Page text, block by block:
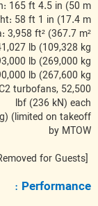
165 ft 4.5 in (50 m
58 ft 1 in (17.4 m
3,958 ft² (367.7 m²
lb (109,328 kg
lb (269,000 kg
lb (267,600 kg
turbofans, 52,500
lbf (236 kN) each
(limited on takeoff
by MTOW
[External Link Removed for Guests]
Performance
: